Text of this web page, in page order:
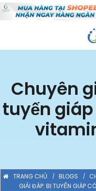
Chuyên
tuyến
TRANG CHỦ BLOGS
GIẢI ĐÁP: BỊ TUYẾN GIÁP